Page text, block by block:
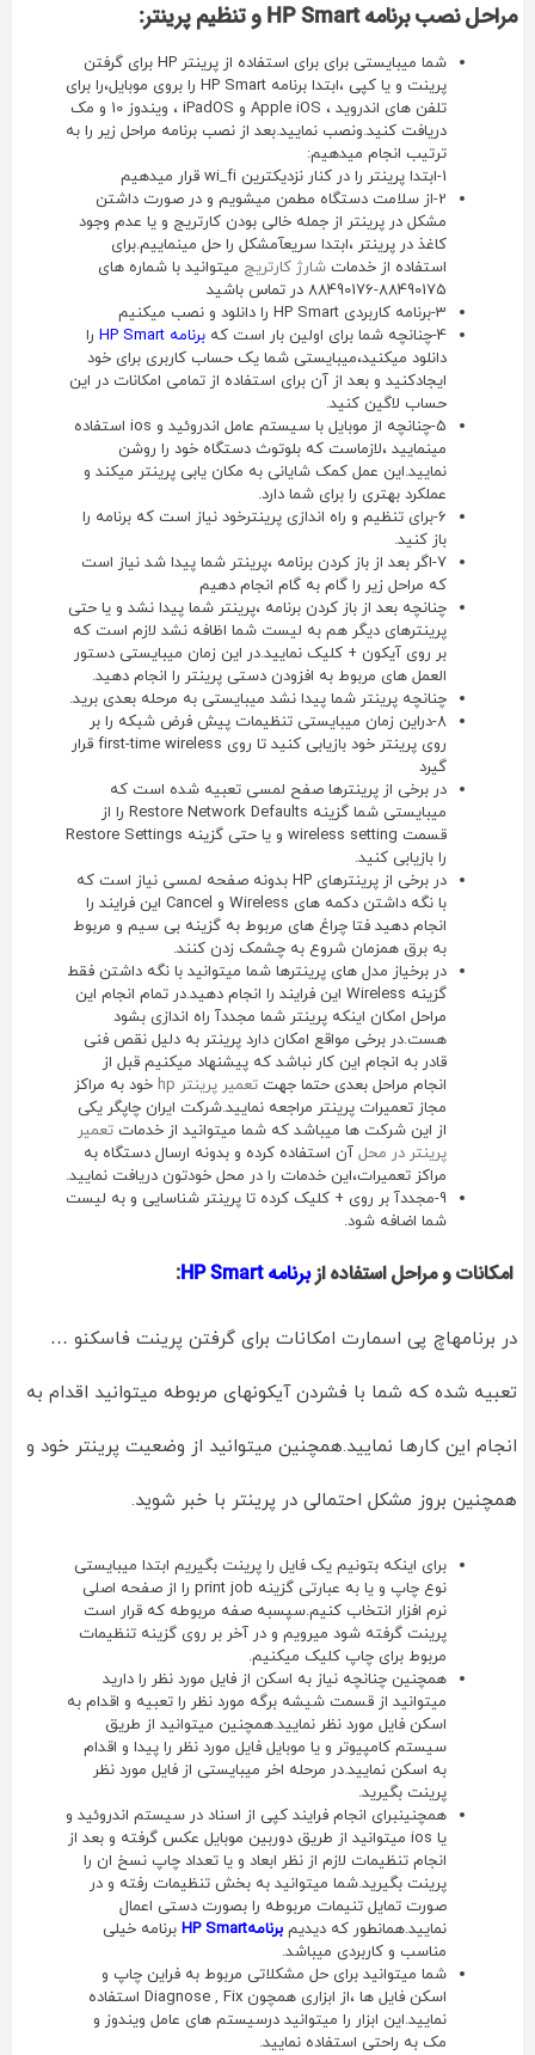
مراحل نصب برنامهHP Smart و تنظیم پرینتر:
شما میبایستی برای برای استفاده از پرینتر HP برای گرفتن
پرینت و یا کپی ،ابتدا برنامه HP Smart را بروی موبایل،را برای
تلفن های اندروید ، Apple iOS و iPadOS ، ویندوز 10 و مک
دریافت کنید.ونصب نمایید.بعد از نصب برنامه مراحل زیر را به
ترتیب انجام میدهیم:
1-ابتدا پرینتر را در کنار نزدیکترین wi_fi قرار میدهیم
2-از سلامت دستگاه مطمن میشویم و در صورت داشتن
مشکل در پرینتر از جمله خالی بودن کارتریج و یا عدم وجود
کاغذ در پرینتر ،ابتدا سریعآمشکل را حل مینماییم.برای
استفاده از خدماتشارژ کارتریج میتوانید با شماره های
88490175-88490176 در تماس باشید
3-برنامه کاربردی HP Smart را دانلود و نصب میکنیم
4-چنانچه شما برای اولین بار است که
برنامه HP Smart
را
دانلود میکنید،میبایستی شما یک حساب کاربری برای خود
ایجادکنید و بعد از آن برای استفاده از تمامی امکانات در این
حساب لاگین کنید.
5-چنانچه از موبایل با سیستم عامل اندروئید و ios استفاده
مینمایید ،لازماست که بلوتوث دستگاه خود را روشن
نمایید.این عمل کمک شایانی به مکان یابی پرینتر میکند و
عملکرد بهتری را برای شما دارد.
6-برای تنظیم و راه اندازی پرینترخود نیاز است که برنامه را
باز کنید.
7-اگر بعد از باز کردن برنامه ،پرینتر شما پیدا شد نیاز است
که مراحل زیر را گام به گام انجام دهیم
چنانچه بعد از باز کردن برنامه ،پرینتر شما پیدا نشد و یا حتی
پرینترهای دیگر هم به لیست شما اظافه نشد لازم است که
بر روی آیکون + کلیک نمایید.در این زمان میبایستی دستور
العمل های مربوط به افزودن دستی پرینتر را انجام دهید.
چنانچه پرینتر شما پیدا نشد میبایستی به مرحله بعدی برید.
8-دراین زمان میبایستی تنظیمات پیش فرض شبکه را بر
روی پرینتر خود بازیابی کنید تا روی first-time wireless قرار
گیرد
در برخی از پرینترها صفح لمسی تعبیه شده است که
میبایستی شما گزینه Restore Network Defaults را از
قسمت wireless setting و یا حتی گزینه Restore Settings
را بازیابی کنید.
در برخی از پرینترهای HP بدونه صفحه لمسی نیاز است که
با نگه داشتن دکمه های Wireless و Cancel این فرایند را
انجام دهید فتا چراغ های مربوط به گزینه بی سیم و مربوط
به برق همزمان شروع به چشمک زدن کنند.
در برخیاز مدل های پرینترها شما میتوانید با نگه داشتن فقط
گزینه Wireless این فرایند را انجام دهید.در تمام انجام این
مراحل امکان اینکه پرینتر شما مجددآ راه اندازی بشود
هست.در برخی مواقع امکان دارد پرینتر به دلیل نقص فنی
قادر به انجام این کار نباشد که پیشنهاد میکنیم قبل از
انجام مراحل بعدی حتما جهتتعمیر پرینتر hp
خود به مراکز
مجاز تعمیرات پرینتر مراجعه نمایید.شرکت ایران چاپگر یکی
از این شرکت ها میباشد که شما میتوانید از خدماتتعمیر
پرینتر در محل آن استفاده کرده و بدونه ارسال دستگاه به
مراکز تعمیرات،این خدمات را در محل خودتون دریافت نمایید.
9-مجددآ بر روی + کلیک کرده تا پرینتر شناسایی و به لیست
شما اضافه شود.
امکانات و مراحل استفاده ازبرنامه HP Smart
:
در برنامهاچ پی اسمارت امکانات برای گرفتن پرینت فاسکنو …
تعبیه شده که شما با فشردن آیکونهای مربوطه میتوانید اقدام به
انجام این کارها نمایید.همچنین میتوانید از وضعیت پرینتر خود و
همچنین بروز مشکل احتمالی در پرینتر با خبر شوید.
برای اینکه بتونیم یک فایل را پرینت بگیریم ابتدا میبایستی
نوع چاپ و یا به عبارتی گزینه print job را از صفحه اصلی
نرم افزار انتخاب کنیم.سپسبه صفه مربوطه که قرار است
پرینت گرفته شود میرویم و در آخر بر روی گزینه تنظیمات
مربوط برای چاپ کلیک میکنیم.
همچنین چنانچه نیاز به اسکن از فایل مورد نظر را دارید
میتوانید از قسمت شیشه برگه مورد نظر را تعبیه و اقدام به
اسکن فایل مورد نظر نمایید.همچنین میتوانید از طریق
سیستم کامپیوتر و یا موبایل فایل مورد نظر را پیدا و اقدام
به اسکن نمایید.در مرحله اخر میبایستی از فایل مورد نظر
پرینت بگیرید.
همچنینبرای انجام فرایند کپی از اسناد در سیستم اندروئید و
یا ios میتوانید از طریق دوربین موبایل عکس گرفته و بعد از
انجام تنظیمات لازم از نظر ابعاد و یا تعداد چاپ نسخ ان را
پرینت بگیرید.شما میتوانید به بخش تنظیمات رفته و در
صورت تمایل تنیمات مربوطه را بصورت دستی اعمال
نمایید.همانطور که دیدیمبرنامهHP Smart
برنامه خیلی
مناسب و کاربردی میباشد.
شما میتوانید برای حل مشکلاتی مربوط به فراین چاپ و
اسکن فایل ها ،از ابزاری همچون Diagnose , Fix استفاده
نمایید.این ابزار را میتوانید درسیستم های عامل ویندوز و
مک به راحتی استفاده نمایید.